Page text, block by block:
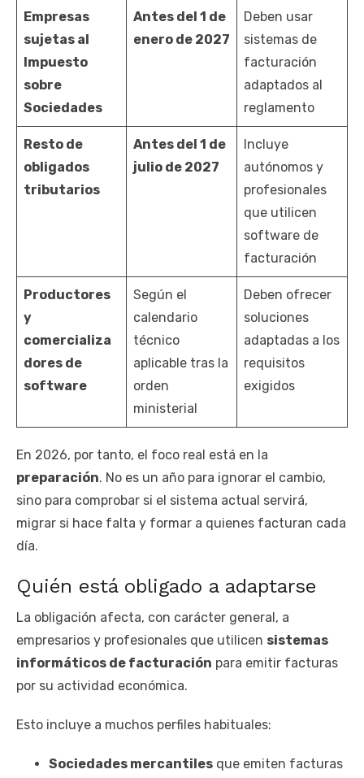
Empresas
sujetas al
Impuesto
sobre
Sociedades
Antes del 1 de
enero de 2027
Deben usar
sistemas de
facturación
adaptados al
reglamento
Resto de
obligados
tributarios
Antes del 1 de
julio de 2027
Incluye
autónomos y
profesionales
que utilicen
software de
facturación
Productores
y
comercializa
dores de
software
Según el
calendario
técnico
aplicable tras la
orden
ministerial
Deben ofrecer
soluciones
adaptadas a los
requisitos
exigidos
En 2026, por tanto, el foco real está en la
preparación. No es un año para ignorar el cambio,
sino para comprobar si el sistema actual servirá,
migrar si hace falta y formar a quienes facturan cada
día.
Quién está obligado a adaptarse
La obligación afecta, con carácter general, a
empresarios y profesionales que utilicen sistemas
informáticos de facturación para emitir facturas
por su actividad económica.
Esto incluye a muchos perfiles habituales:
Sociedades mercantiles que emiten facturas